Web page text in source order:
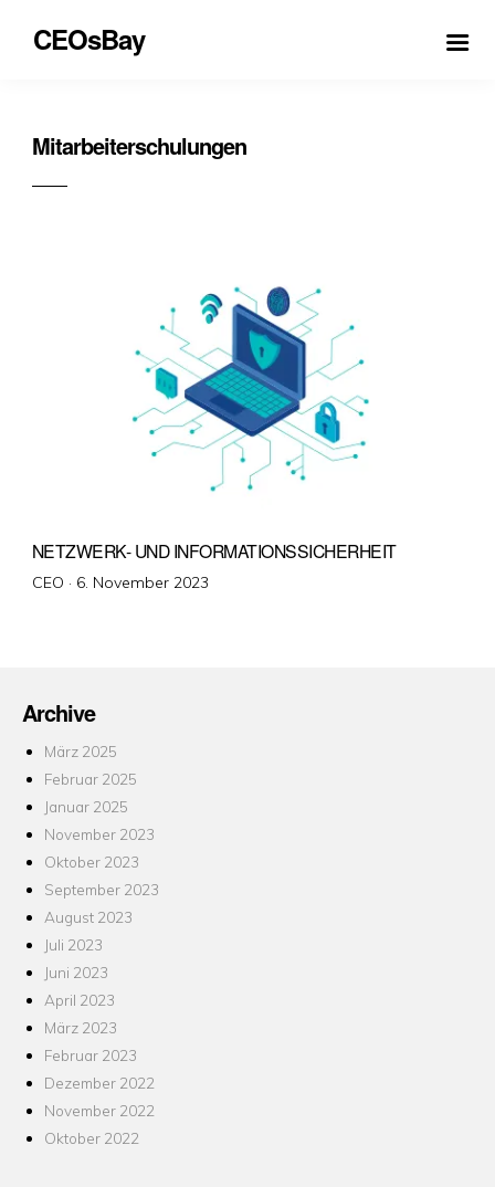
CEOsBay
Mitarbeiterschulungen
NETZWERK- UND INFORMATIONSSICHERHEIT
CEO · Veröffentlicht
6. November 2023
Archive
März 2025
Februar 2025
Januar 2025
November 2023
Oktober 2023
September 2023
August 2023
Juli 2023
Juni 2023
April 2023
März 2023
Februar 2023
Dezember 2022
November 2022
Oktober 2022